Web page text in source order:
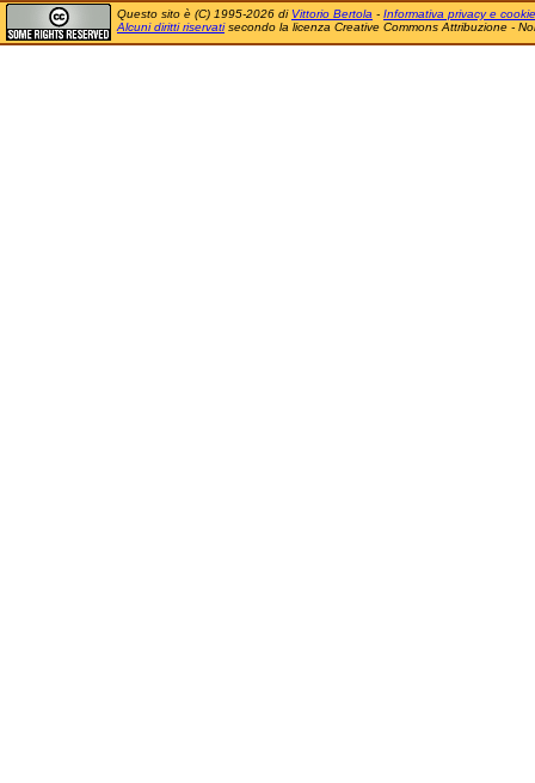
Questo sito è (C) 1995-2026 di Vittorio Bertola - Informativa privacy e cookie
Alcuni diritti riservatisecondo la licenza Creative Commons Attribuzione -